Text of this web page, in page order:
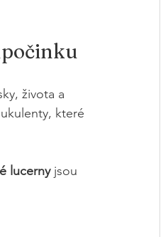
života a
které
lucerny jsou